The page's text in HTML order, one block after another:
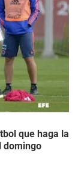
que haga la
domingo